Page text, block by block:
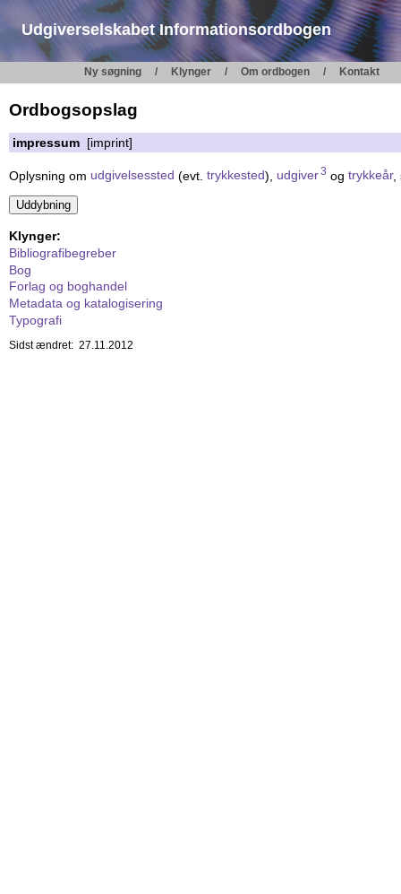
Udgiverselskabet Informationsordbogen
Ny søgning Klynger Om ordbogen Kontakt
Ordbogsopslag
impressum [imprint]
Oplysning om udgivelsessted (evt. trykkested), udgiver3 ogtrykkeår,
Klynger:
Bibliografibegreber
Bog
Forlag og boghandel
Metadata og katalogisering
Typografi
Sidst ændret: 27.11.2012